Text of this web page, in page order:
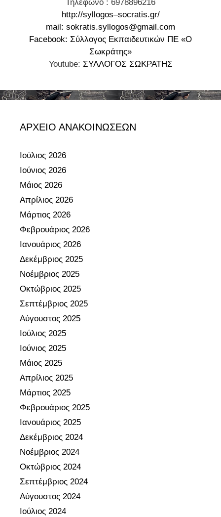
κ
ά
Μ
τ
α
ς
υ
β
ν
η
σ
η
ς
Φ
Ω
Τ
Ο
Τηλέφωνο : 6978896216
http://syllogos–socratis.gr/
mail: sokratis.syllogos@gmail.com
Facebook: Σύλλογος Εκπαιδευτικών ΠΕ «Ο
Σωκράτης»
Youtube: ΣΥΛΛΟΓΟΣ ΣΩΚΡΑΤΗΣ
ΑΡΧΕΙΟ ΑΝΑΚΟΙΝΩΣΕΩΝ
Ιούλιος 2026
Ιούνιος 2026
Μάιος 2026
Απρίλιος 2026
Μάρτιος 2026
Φεβρουάριος 2026
Ιανουάριος 2026
Δεκέμβριος 2025
Νοέμβριος 2025
Οκτώβριος 2025
Σεπτέμβριος 2025
Αύγουστος 2025
Ιούλιος 2025
Ιούνιος 2025
Μάιος 2025
Απρίλιος 2025
Μάρτιος 2025
Φεβρουάριος 2025
Ιανουάριος 2025
Δεκέμβριος 2024
Νοέμβριος 2024
Οκτώβριος 2024
Σεπτέμβριος 2024
Αύγουστος 2024
Ιούλιος 2024